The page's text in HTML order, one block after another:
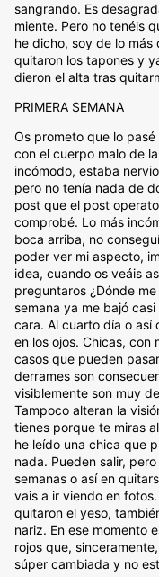
sangrando. Es
miente. Pero no tenéis
he dicho, soy de lo
quitaron los tapones y
dieron el alta tras
PRIMERA SEMANA
Os prometo que lo
con el cuerpo malo de
incómodo, estaba
pero no tenía nada de
post que el post
comprobé. Lo más
boca arriba, no
poder ver mi aspecto,
idea, cuando os veáis
preguntaros ¿Dónde
semana ya me bajó
cara. Al cuarto día o así
en los ojos. Chicas, con
casos que pueden
derrames son
visiblemente son muy
Tampoco alteran la
tienes porque te miras
he leído una chica que
nada. Pueden salir,
semanas o así en
vais a ir viendo en
quitaron el yeso,
nariz. En ese momento
rojos que,
súper cambiada y no